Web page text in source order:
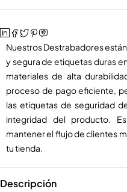
Nuestros Destrabadores
y segura de etiquetas duras
materiales de alta
proceso de pago eficiente,
las etiquetas de seguridad
integridad del producto.
mantener el flujo de clientes
tu tienda.
Descripción